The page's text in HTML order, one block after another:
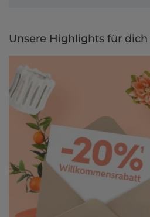
Unsere Highlights für dich